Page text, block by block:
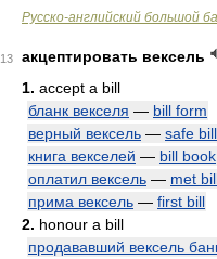
Русско-английский большой
13
акцептировать вексель
1. accept a bill
бланк векселя — bill form
верный вексель — safe bill
книга векселей — bill book
оплатил вексель — met
прима вексель — first bill
2. honour a bill
продававший вексель